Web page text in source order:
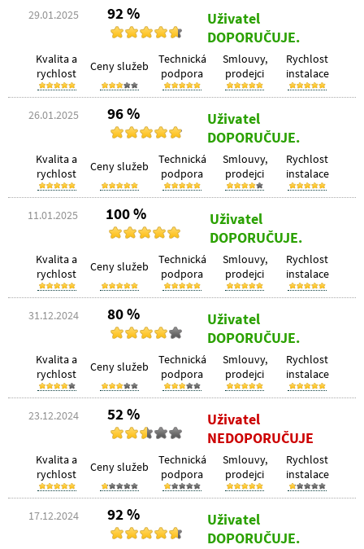
29.01.2025 92 %
Uživatel
DOPORUČUJE.
Kvalita a
rychlost
Ceny služeb
Technická
podpora
Smlouvy,
prodejci
Rychlost
instalace
26.01.2025 96 %
Uživatel
DOPORUČUJE.
Kvalita a
rychlost
Ceny služeb
Technická
podpora
Smlouvy,
prodejci
Rychlost
instalace
11.01.2025 100 %
Uživatel
DOPORUČUJE.
Kvalita a
rychlost
Ceny služeb
Technická
podpora
Smlouvy,
prodejci
Rychlost
instalace
31.12.2024 80 %
Uživatel
DOPORUČUJE.
Kvalita a
rychlost
Ceny služeb
Technická
podpora
Smlouvy,
prodejci
Rychlost
instalace
23.12.2024 52 %
Uživatel
NEDOPORUČUJE
Kvalita a
rychlost
Ceny služeb
Technická
podpora
Smlouvy,
prodejci
Rychlost
instalace
17.12.2024 92 %
Uživatel
DOPORUČUJE.